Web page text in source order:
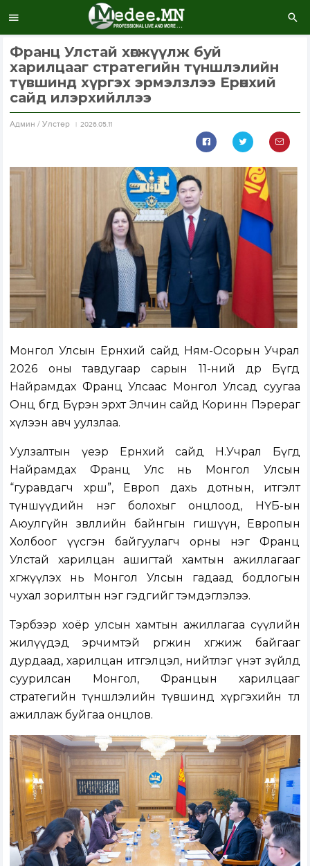
Франц Улстай хөгжүүлж буй
харилцааг стратегийн түншлэлийн
түвшинд хүргэх эрмэлзлээ Ерөнхий
сайд илэрхийллээ
Aдмин / Улстөр 2026.05.11
Монгол Улсын Ерөнхий сайд Ням-Осорын Учрал
2026 оны тавдугаар сарын 11-ний өдөр Бүгд
Найрамдах Франц Улсаас Монгол Улсад суугаа
Онц бөгөөд Бүрэн эрхт Элчин сайд Коринн Пэрераг
хүлээн авч уулзлаа.
Уулзалтын үеэр Ерөнхий сайд Н.Учрал Бүгд
Найрамдах Франц Улс нь Монгол Улсын
“гуравдагч хөрш”, Европ дахь дотнын, итгэлт
түншүүдийн нэг болохыг онцлоод, НҮБ-ын
Аюулгүйн зөвлөлийн байнгын гишүүн, Европын
Холбоог үүсгэн байгуулагч орны нэг Франц
Улстай харилцан ашигтай хамтын ажиллагааг
хөгжүүлэх нь Монгол Улсын гадаад бодлогын
чухал зорилтын нэг гэдгийг тэмдэглэлээ.
Тэрбээр хоёр улсын хамтын ажиллагаа сүүлийн
жилүүдэд эрчимтэй өргөжин хөгжиж байгааг
дурдаад, харилцан итгэлцэл, нийтлэг үнэт зүйлд
суурилсан Монгол, Францын харилцааг
стратегийн түншлэлийн түвшинд хүргэхийн төлөө
ажиллаж буйгаа онцлов.